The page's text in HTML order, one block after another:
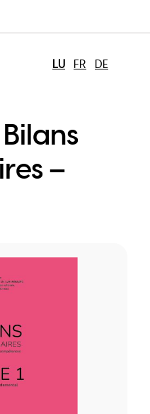
LU FR DE
–